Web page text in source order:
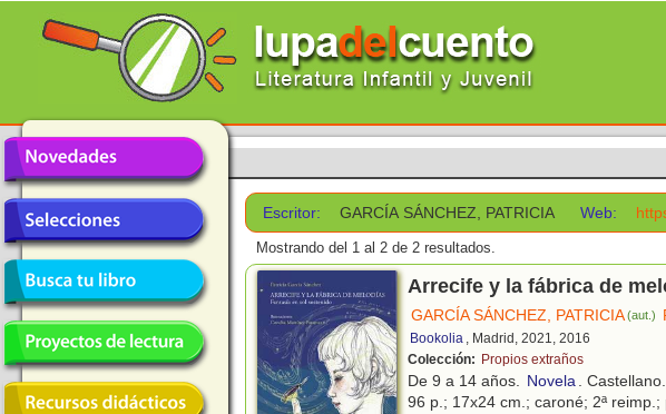
Escritor: GARCÍA SÁNCHEZ, PATRICIA Web:
Mostrando del 1 al 2 de 2 resultados.
Arrecife y la fábrica de
GARCÍA SÁNCHEZ, PATRICIA(aut.)
Bookolia , Madrid, 2021, 2016
Colección: Propios extraños
De 9 a 14 años. Novela. Castellano.
96 p.; 17x24 cm.; caroné; 2ª reimp.;